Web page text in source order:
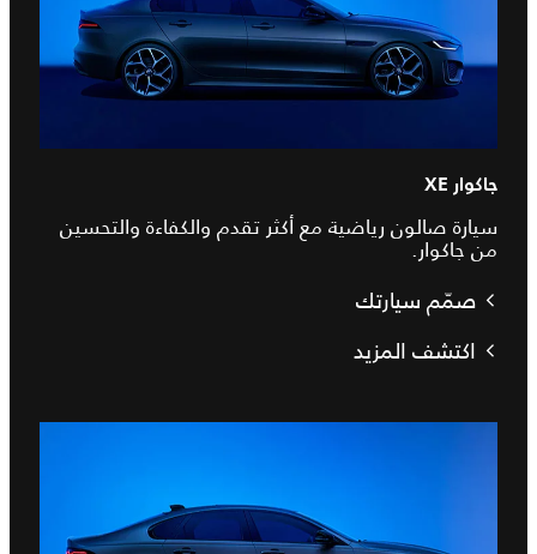
جاكوار XE
سيارة صالون رياضية مع أكثر تقدم والكفاءة والتحسين
من جاكوار.
صمّم سيارتك
اكتشف المزيد